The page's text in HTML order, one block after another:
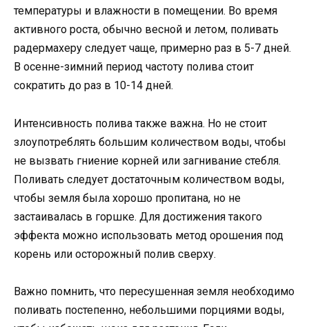
температуры и влажности в помещении. Во время
активного роста, обычно весной и летом, поливать
радермахеру следует чаще, примерно раз в 5-7 дней.
В осенне-зимний период частоту полива стоит
сократить до раз в 10-14 дней.
Интенсивность полива также важна. Но не стоит
злоупотреблять большим количеством воды, чтобы
не вызвать гниение корней или загнивание стебля.
Поливать следует достаточным количеством воды,
чтобы земля была хорошо пропитана, но не
застаивалась в горшке. Для достижения такого
эффекта можно использовать метод орошения под
корень или осторожный полив сверху.
Важно помнить, что пересушенная земля необходимо
поливать постепенно, небольшими порциями воды,